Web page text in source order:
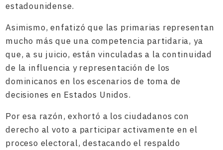
estadounidense.
Asimismo, enfatizó que las primarias representan
mucho más que una competencia partidaria, ya
que, a su juicio, están vinculadas a la continuidad
de la influencia y representación de los
dominicanos en los escenarios de toma de
decisiones en Estados Unidos.
Por esa razón, exhortó a los ciudadanos con
derecho al voto a participar activamente en el
proceso electoral, destacando el respaldo